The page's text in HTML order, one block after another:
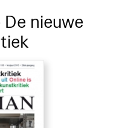
nieuwe